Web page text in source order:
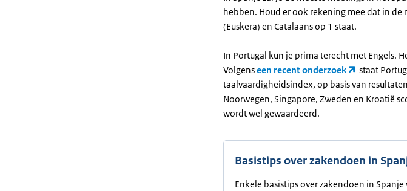
hebben. Houd er ook rekening mee dat in de
(Euskera) en Catalaans op 1 staat.
In Portugal kun je prima terecht met Engels.
Volgenseen recent onderzoek staat
taalvaardigheidsindex, op basis van
Noorwegen, Singapore, Zweden en Kroatië
wordt wel gewaardeerd.
Basistips over zakendoen in
Enkele basistips over zakendoen in